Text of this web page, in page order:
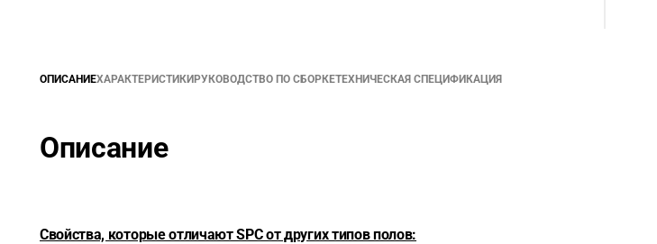
ОПИСАНИЕХАРАКТЕРИСТИКИ РУКОВОДСТВО ПО СБОРКЕТЕХНИЧЕСКАЯ СПЕЦИФИКАЦИЯ
Описание
Свойства, которые отличают SPC от других типов полов: